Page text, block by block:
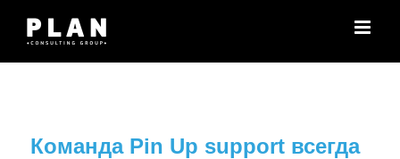
περιεχόμενο
Команда Pin Up support всегда